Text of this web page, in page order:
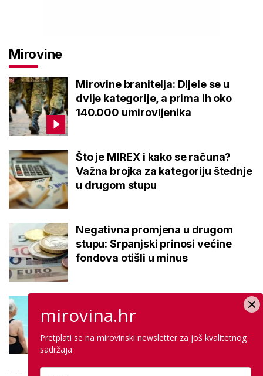
Mirovine
Mirovine branitelja: Dijele se u
dvije kategorije, a prima ih oko
140.000 umirovljenika
Što je MIREX i kako se računa?
Važna brojka za kategoriju štednje
u drugom stupu
Negativna promjena u drugom
stupu: Srpanjski prinosi većine
fondova otišli u minus
besplatno: Građani se mogu
mirovina.hr
Pretplati se na mirovinski newsletter za još kvalitetnog
sadržaja